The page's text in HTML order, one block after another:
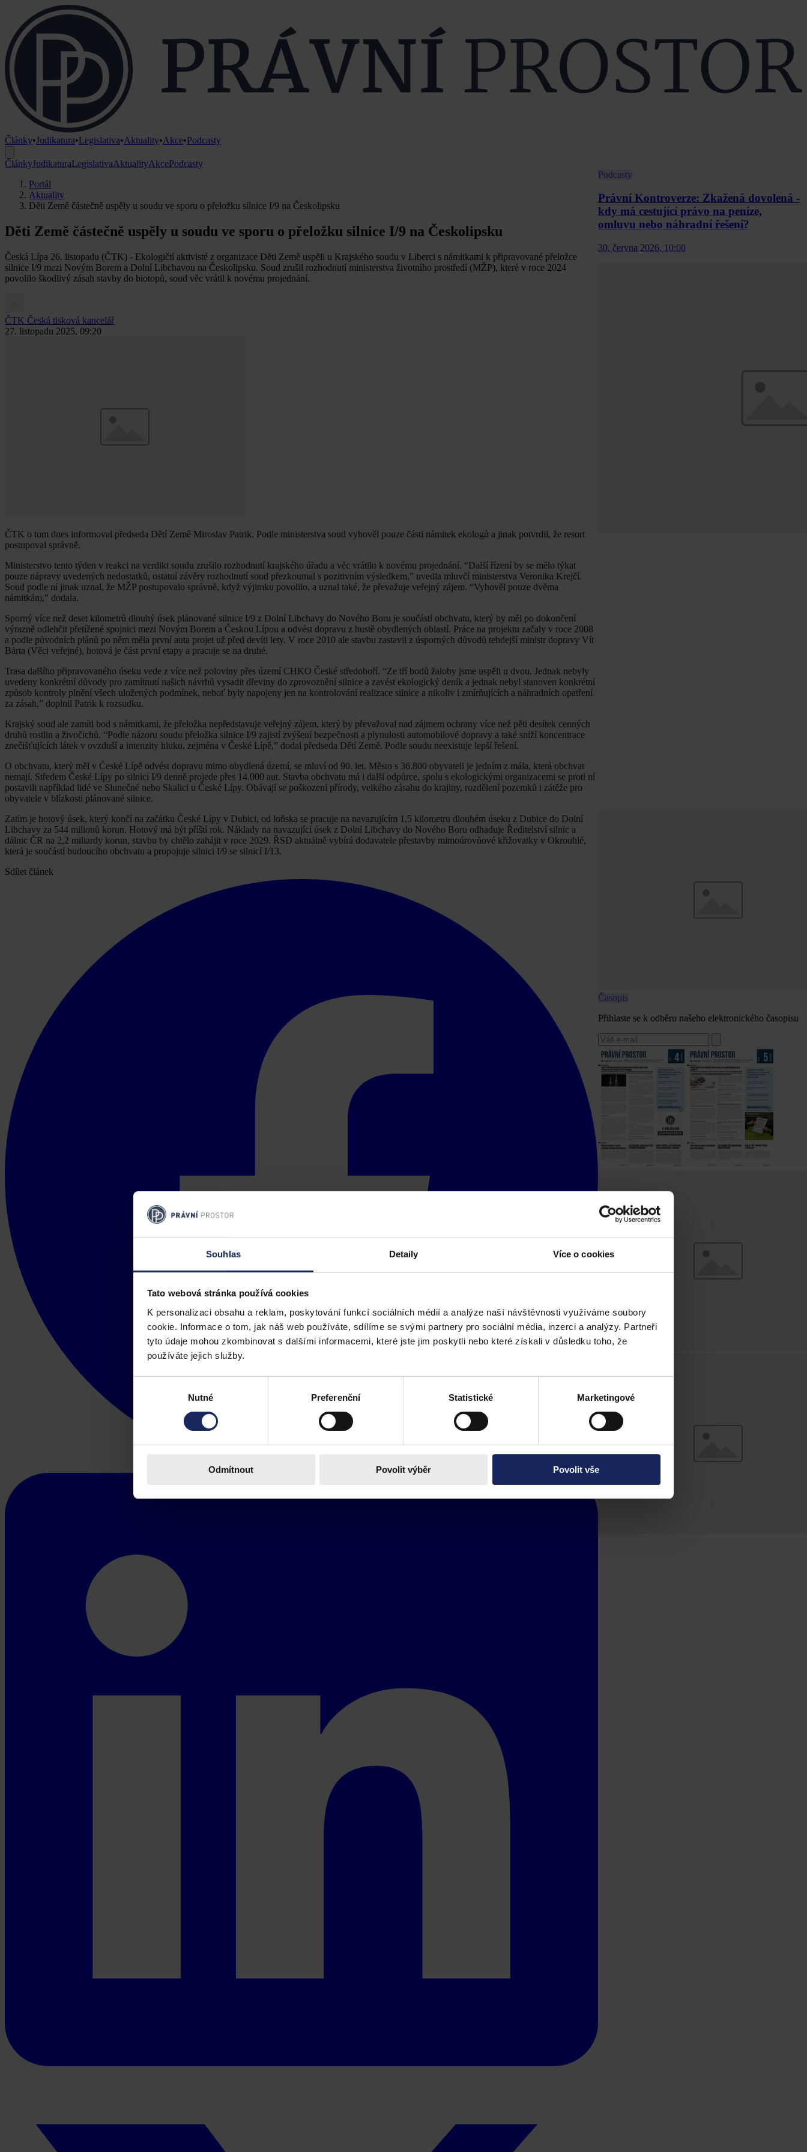
Souhlas Detaily Více o cookies
Tato webová stránka používá cookies
K personalizaci obsahu a reklam, poskytování funkcí sociálních médií a analýze naší návštěvnosti využíváme soubory
cookie. Informace o tom, jak náš web používáte, sdílíme se svými partnery pro sociální média, inzerci a analýzy. Partneři
tyto údaje mohou zkombinovat s dalšími informacemi, které jste jim poskytli nebo které získali v důsledku toho, že
používáte jejich služby.
Nutné Preferenční Statistické Marketingové
Odmítnout Povolit výběr Povolit vše
Články•Judikatura•Legislativa•Aktuality•Akce•Podcasty
ČlánkyJudikaturaLegislativaAktualityAkcePodcasty
Portál
Aktuality
Děti Země částečně uspěly u soudu ve sporu o přeložku silnice I/9 na Českolipsku
Děti Země částečně uspěly u soudu ve sporu o přeložku silnice I/9 na Českolipsku
Česká Lípa 26. listopadu (ČTK) - Ekologičtí aktivisté z organizace Děti Země uspěli u Krajského soudu v Liberci s námitkami k připravované přeložce
silnice I/9 mezi Novým Borem a Dolní Libchavou na Českolipsku. Soud zrušil rozhodnutí ministerstva životního prostředí (MŽP), které v roce 2024
povolilo škodlivý zásah stavby do biotopů, soud věc vrátil k novému projednání.
ČTK Česká tisková kancelář
27. listopadu 2025, 09:20
ČTK o tom dnes informoval předseda Dětí Země Miroslav Patrik. Podle ministerstva soud vyhověl pouze části námitek ekologů a jinak potvrdil, že resort
postupoval správně.
Ministerstvo tento týden v reakci na verdikt soudu zrušilo rozhodnutí krajského úřadu a věc vrátilo k novému projednání. “Další řízení by se mělo týkat
pouze nápravy uvedených nedostatků, ostatní závěry rozhodnutí soud přezkoumal s pozitivním výsledkem,” uvedla mluvčí ministerstva Veronika Krejčí.
Soud podle ní jinak uznal, že MŽP postupovalo správně, když výjimku povolilo, a uznal také, že převažuje veřejný zájem. “Vyhověl pouze dvěma
námitkám,” dodala.
Sporný více než deset kilometrů dlouhý úsek plánované silnice I/9 z Dolní Libchavy do Nového Boru je součástí obchvatu, který by měl po dokončení
výrazně odlehčit přetížené spojnici mezi Novým Borem a Českou Lípou a odvést dopravu z hustě obydlených oblastí. Práce na projektu začaly v roce 2008
a podle původních plánů po něm měla první auta projet už před devíti lety. V roce 2010 ale stavbu zastavil z úsporných důvodů tehdejší ministr dopravy Vít
Bárta (Věci veřejné), hotová je část první etapy a pracuje se na druhé.
Trasa dalšího připravovaného úseku vede z více než poloviny přes území CHKO České středohoří. “Ze tří bodů žaloby jsme uspěli u dvou. Jednak nebyly
uvedeny konkrétní důvody pro zamítnutí našich návrhů vysadit dřeviny do zprovoznění silnice a zavést ekologický deník a jednak nebyl stanoven konkrétní
způsob kontroly plnění všech uložených podmínek, neboť byly napojeny jen na kontrolování realizace silnice a nikoliv i zmírňujících a náhradních opatření
za zásah,” doplnil Patrik k rozsudku.
Krajský soud ale zamítl bod s námitkami, že přeložka nepředstavuje veřejný zájem, který by převažoval nad zájmem ochrany více než pěti desítek cenných
druhů rostlin a živočichů. “Podle názoru soudu přeložka silnice I/9 zajistí zvýšení bezpečnosti a plynulosti automobilové dopravy a také sníží koncentrace
znečišťujících látek v ovzduší a intenzity hluku, zejména v České Lípě,” dodal předseda Dětí Země. Podle soudu neexistuje lepší řešení.
O obchvatu, který měl v České Lípě odvést dopravu mimo obydlená území, se mluví od 90. let. Město s 36.800 obyvateli je jedním z mála, která obchvat
nemají. Středem České Lípy po silnici I/9 denně projede přes 14.000 aut. Stavba obchvatu má i další odpůrce, spolu s ekologickými organizacemi se proti ní
postavili například lidé ve Slunečné nebo Skalici u České Lípy. Obávají se poškození přírody, velkého zásahu do krajiny, rozdělení pozemků i zátěže pro
obyvatele v blízkosti plánované silnice.
Zatím je hotový úsek, který končí na začátku České Lípy v Dubici, od loňska se pracuje na navazujícím 1,5 kilometru dlouhém úseku z Dubice do Dolní
Libchavy za 544 milionů korun. Hotový má být příští rok. Náklady na navazující úsek z Dolní Libchavy do Nového Boru odhaduje Ředitelství silnic a
dálnic ČR na 2,2 miliardy korun, stavbu by chtělo zahájit v roce 2029. ŘSD aktuálně vybírá dodavatele přestavby mimoúrovňové křižovatky v Okrouhlé,
která je součástí budoucího obchvatu a propojuje silnici I/9 se silnicí I/13.
Sdílet článek
Podcasty
Právní Kontroverze: Zkažená dovolená -
kdy má cestující právo na peníze,
omluvu nebo náhradní řešení?
30. června 2026, 10:00
Časopis
Přihlaste se k odběru našeho elektronického časopisu